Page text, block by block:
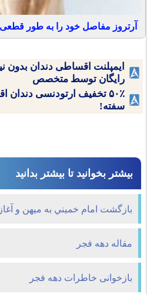
آرتروز مفاصل خود را به طور
ایمپلنت اقساطی دندان بدون
رایگان توسط متخصص
۵۰٪ تخفیف ارتودنسی
سفته!
بیشتر بخوانید تا بیشتر بدانید
بازگشت امام خميني به میهن و
مقاله دهه فجر
بازخوانی خاطرات دهه فجر